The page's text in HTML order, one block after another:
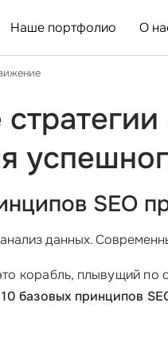
Наше портфолио О
SEO
данных.
корабль, плывущий по
10 базовых принципов